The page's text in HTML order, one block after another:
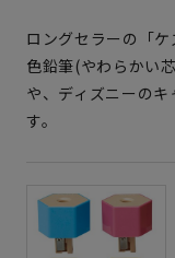
ロングセラーの「
色鉛筆(やわらかい
や、ディズニーの
す。